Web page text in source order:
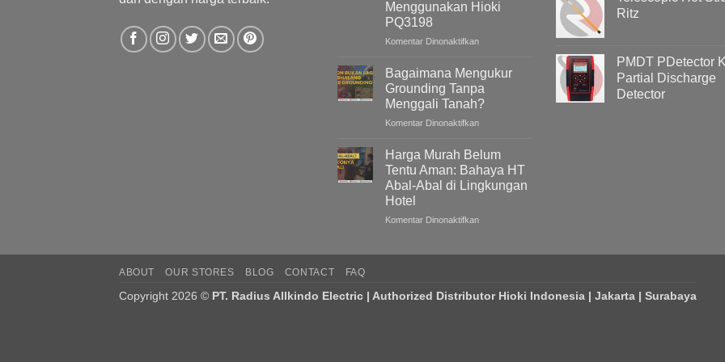
Menggunakan Hioki
PQ3198
Komentar Dinonaktifkanpada
Tegangan
Listrik
Gedung
/
Bangunan
Pada
Hari
?
Penyebab
Analisisnya
Bagaimana Mengukur
Grounding Tanpa
Menggali Tanah?
Komentar Dinonaktifkanpada
Mengukur
Grounding
Tanpa
Menggali
Harga Murah Belum
Tentu Aman: Bahaya HT
Abal-Abal di Lingkungan
Hotel
Komentar Dinonaktifkanpada
Bahaya
Ritz
PMDT PDetector
Partial Discharge
Detector
ABOUT OUR STORES BLOG CONTACT FAQ
Copyright 2026 © PT. Radius Allkindo Electric | Authorized Distributor Hioki Indonesia | Jakarta | Surabaya